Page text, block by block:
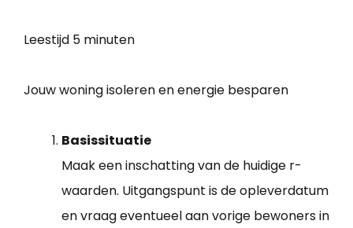
Leestijd 5 minuten
Jouw woning isoleren en energie besparen
Basissituatie
Maak een inschatting van de huidige r-
waarden. Uitgangspunt is de opleverdatum
en vraag eventueel aan vorige bewoners in